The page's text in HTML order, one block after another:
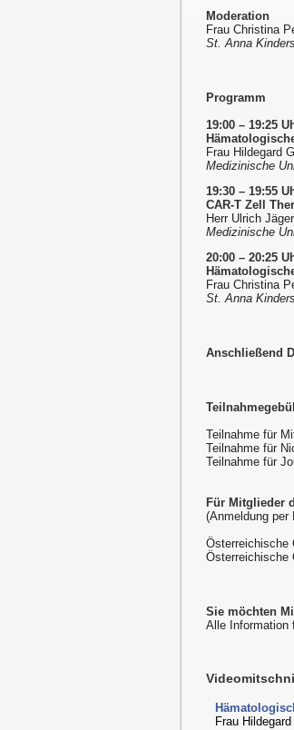
Moderation
Frau Christina
St. Anna
Programm
19:00 – 19:25
Frau Hildegard
Medizinische
19:30 – 19:55
CAR-T Zell
Herr Ulrich Jäger
Medizinische
20:00 – 20:25
Frau Christina
St. Anna
Anschließend
Teilnahme für
Teilnahme für
Teilnahme für
Für Mitglieder
(Anmeldung per
Österreichische
Österreichische
Sie möchten
Alle Information
Frau